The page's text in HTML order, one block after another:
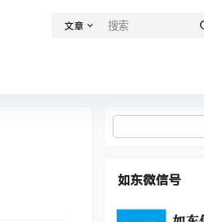
文章
如东微信号